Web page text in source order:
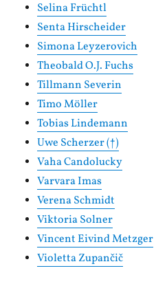
Selina Früchtl
Senta Hirscheider
Simona Leyzerovich
Theobald O.J. Fuchs
Tillmann Severin
Timo Möller
Tobias Lindemann
Uwe Scherzer (†)
Vaha Candolucky
Varvara Imas
Verena Schmidt
Viktoria Solner
Vincent Eivind Metzger
Violetta Zupančič